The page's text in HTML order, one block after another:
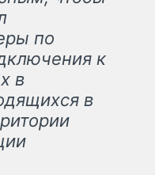
по
к
в
в